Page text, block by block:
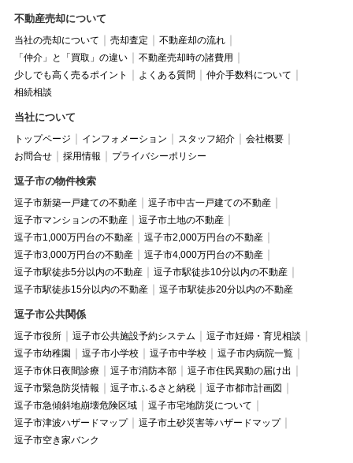
不動産売却について
当社の売却について 売却査定
不動産却の流れ
「仲介」と「買取」の違い
不動産売却時の諸費用
少しでも高く売るポイント
よくある質問
仲介手数料について
相続相談
当社について
トップページ インフォメーション スタッフ紹介
会社概要
お問合せ
採用情報 プライバシーポリシー
逗子市の物件検索
逗子市新築一戸建ての不動産
逗子市中古一戸建ての不動産
逗子市マンションの不動産
逗子市土地の不動産
逗子市1,000万円台の不動産
逗子市2,000万円台の不動産
逗子市3,000万円台の不動産
逗子市4,000万円台の不動産
逗子市駅徒歩5分以内の不動産
逗子市駅徒歩10分以内の不動産
逗子市駅徒歩15分以内の不動産
逗子市駅徒歩20分以内の不動産
逗子市公共関係
逗子市役所 逗子市公共施設予約システム
逗子市妊婦・育児相談
逗子市幼稚園
逗子市小学校 逗子市中学校
逗子市内病院一覧
逗子市休日夜間診療
逗子市消防本部
逗子市住民異動の届け出
逗子市緊急防災情報
逗子市ふるさと納税
逗子市都市計画図
逗子市急傾斜地崩壊危険区域
逗子市宅地防災について
逗子市津波ハザードマップ
逗子市土砂災害等ハザードマップ
逗子市空き家バンク